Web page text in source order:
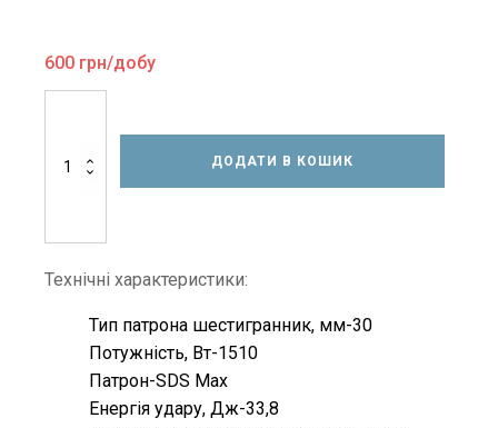
600 грн/добу
HM1307C
ДОДАТИ В КОШИК
Технічні характеристики:
Тип патрона шестигранник, мм-30
Потужність, Вт-1510
Патрон-SDS Max
Енергія удару, Дж-33,8